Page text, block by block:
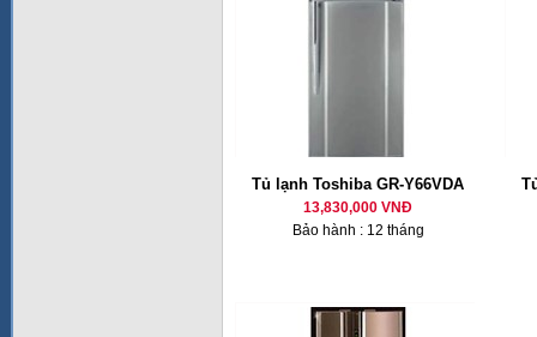
Tủ lạnh Toshiba GR-Y66VDA
13,830,000 VNĐ
Bảo hành : 12 tháng